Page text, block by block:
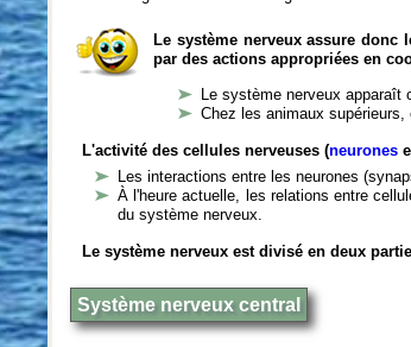
Le système nerveux assure
par des actions appropriées en
Le système nerveux apparaît
Chez les animaux
L'activité des cellules nerveuses (neurones
Les interactions entre les neurones
À l'heure actuelle, les relations entre
du système nerveux.
Le système nerveux est divisé en deux
Système nerveux central